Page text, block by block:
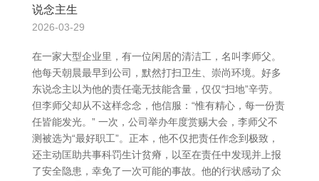
说念主生
2026-03-29
在一家大型企业里，有一位闲居的清洁工，名叫李师父。
他每天朝晨最早到公司，默然打扫卫生、崇尚环境。好多
东说念主以为他的责任毫无技能含量，仅仅“扫地”辛劳。
但李师父却从不这样念念，他信服：“惟有精心，每一份责
任皆能发光。” 一次，公司举办年度赏赐大会，李师父不
测被选为“最好职工”。正本，他不仅把责任作念到极致，
还主动匡助共事科罚生计贫瘠，以至在责任中发现并上报
了安全隐患，幸免了一次可能的事故。他的行状感动了众